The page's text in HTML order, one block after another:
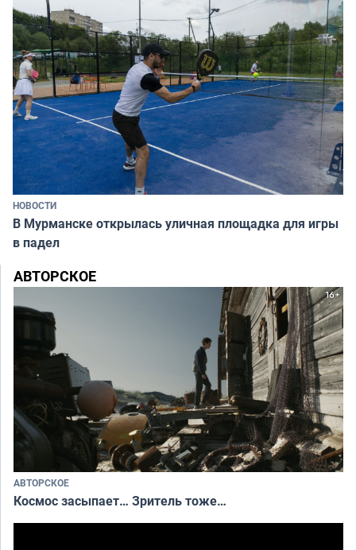
НОВОСТИ
В Мурманске открылась уличная площадка для игры
в падел
АВТОРСКОЕ
АВТОРСКОЕ
Космос засыпает… Зритель тоже…